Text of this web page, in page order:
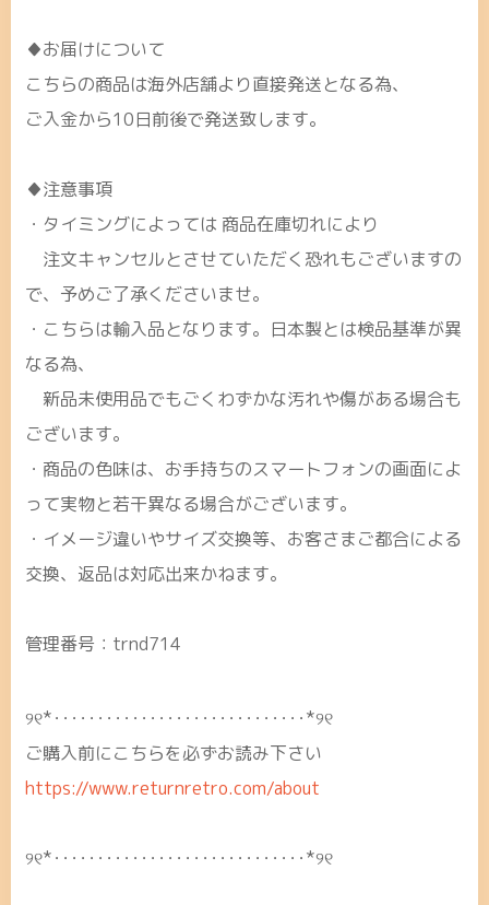
♦お届けについて
こちらの商品は海外店舗より直接発送となる為、
ご入金から10日前後で発送致します。
♦注意事項
・タイミングによっては 商品在庫切れにより
注文キャンセルとさせていただく恐れもございますの
で、予めご了承くださいませ。
・こちらは輸入品となります。日本製とは検品基準が異
なる為、
新品未使用品でもごくわずかな汚れや傷がある場合も
ございます。
・商品の色味は、お手持ちのスマートフォンの画面によ
って実物と若干異なる場合がございます。
・イメージ違いやサイズ交換等、お客さまご都合による
交換、返品は対応出来かねます。
管理番号：trnd714
୨୧*･････････････････････････････*୨୧
ご購入前にこちらを必ずお読み下さい
https://www.returnretro.com/about
୨୧*･････････････････････････････*୨୧